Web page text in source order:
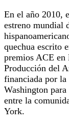
En el año 2010,
estreno mundial
quechua escrito
premios ACE
Producción del
financiada por la
Washington
entre la
York.